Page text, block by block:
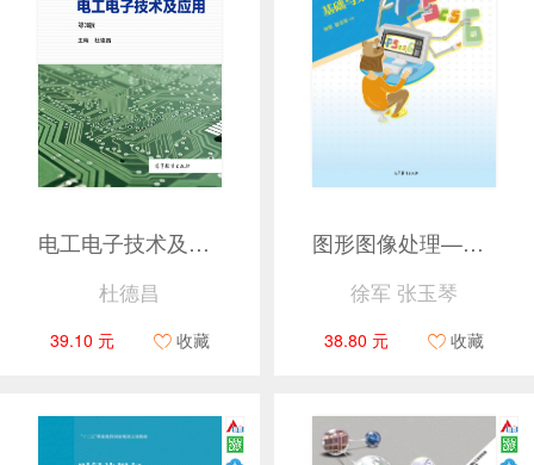
电工电子技术及应用（第3版）
杜德昌
39.10 元 收藏
图形图像处理——Photoshop CS6基础与案例应用
徐军 张玉琴
38.80 元 收藏